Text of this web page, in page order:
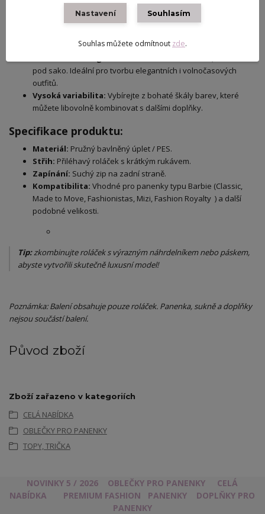
úpletu, který dokonale kopíruje postavu panenky.
Zapínání nasuchý zipna zádech
poškození účesu panenky.
pod sako. Ideální pro tvorbu elegantních i volnočasových
outfitů.
Vysoká variabilita: Vybírejte z bohaté škály barev, které
můžete libovolně kombinovat s dalšími doplňky.
​Specifikace produktu:
Materiál: Pružný bavlněný úplet / PES.
Střih: Přiléhavý roláček s krátkým rukávem.
Zapínání: Suchý zip na zadní straně.
Kompatibilita: Vhodné pro panenky typu Barbie (Classic,
Made to Move, Fashionistas, Mizi, Fashion Royalty ) a další
podobné velikosti.
Tip:zkombinujte roláček s výrazným náhrdelníkem nebo páskem,
abyste vytvořili skutečně luxusní model!
Poznámka: Balení obsahuje pouze roláček. Panenka, sukně a doplňky
nejsou součástí balení.
Původ zboží
Zboží zařazeno v kategoriích
CELÁ NABÍDKA
OBLEČKY PRO PANENKY
TOPY, TRIČKA
NOVINKY 5 / 2026 OBLEČKY PRO PANENKY
CELÁ
NABÍDKA
PREMIUM FASHION PANENKY
DOPLŇKY PRO
PANENKY
Nastavení Souhlasím
Souhlas můžete odmítnout zde.